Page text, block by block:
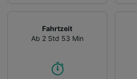
Fahrtzeit
Ab 2 Std 53 Min